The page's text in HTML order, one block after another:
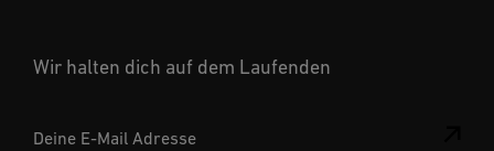
Wir halten dich auf dem Laufenden
Deine E-Mail Adresse